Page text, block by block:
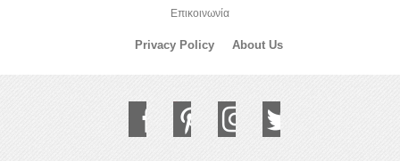
Επικοινωνία
Privacy Policy About Us